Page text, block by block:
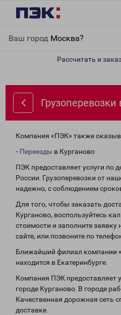
Ваш город Москва?
Рассчитать и
Грузоперевозки
Компания «ПЭК» также
- Переезды в Курганово
ПЭК предоставляет услуги по
России. Грузоперевозки от
надежно, с соблюдением
Для того, чтобы заказать
Курганово, воспользуйтесь
стоимости и заполните
сайте, или позвоните по
Ближайший филиал компании
находится в Екатеринбурге.
Компания ПЭК предоставляет
городе Курганово. В городе
Качественная дорожная сеть
доставке.